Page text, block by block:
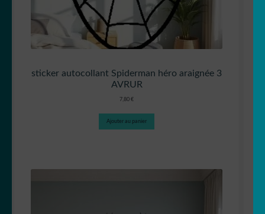
sticker autocollant Spiderman héro araignée 3
AVRUR
7,80 €
Ajouter au panier